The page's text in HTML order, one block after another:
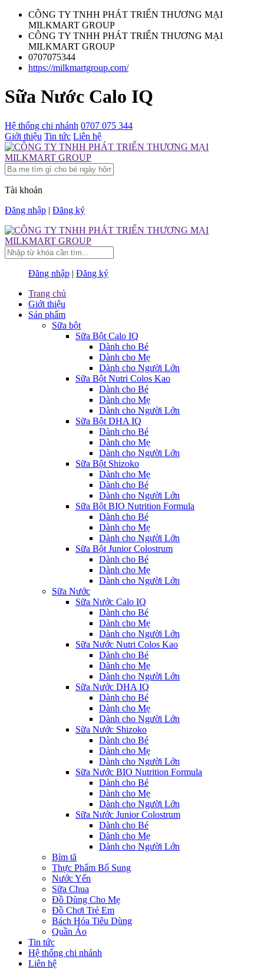
CÔNG TY TNHH PHÁT TRIỂN THƯƠNG MẠI
MILKMART GROUP
CÔNG TY TNHH PHÁT TRIỂN THƯƠNG MẠI
MILKMART GROUP
0707075344
https://milkmartgroup.com/
Sữa Nước Calo IQ
Hệ thống chi nhánh 0707 075 344
Giới thiệu Tin tức Liên hệ
Tài khoản
Đăng nhập | Đăng ký
Đăng nhập | Đăng ký
Trang chủ
Giới thiệu
Sản phẩm
Sữa bột
Sữa Bột Calo IQ
Dành cho Bé
Dành cho Mẹ
Dành cho Người Lớn
Sữa Bột Nutri Colos Kao
Dành cho Bé
Dành cho Mẹ
Dành cho Người Lớn
Sữa Bột DHA IQ
Dành cho Bé
Dành cho Mẹ
Dành cho Người Lớn
Sữa Bột Shizoko
Dành cho Mẹ
Dành cho Bé
Dành cho Người Lớn
Sữa Bột BIO Nutrition Formula
Dành cho Bé
Dành cho Mẹ
Dành cho Người Lớn
Sữa Bột Junior Colostrum
Dành cho Bé
Dành cho Mẹ
Dành cho Người Lớn
Sữa Nước
Sữa Nước Calo IQ
Dành cho Bé
Dành cho Mẹ
Dành cho Người Lớn
Sữa Nước Nutri Colos Kao
Dành cho Bé
Dành cho Mẹ
Dành cho Người Lớn
Sữa Nước DHA IQ
Dành cho Bé
Dành cho Mẹ
Dành cho Người Lớn
Sữa Nước Shizoko
Dành cho Bé
Dành cho Mẹ
Dành cho Người Lớn
Sữa Nước BIO Nutrition Formula
Dành cho Bé
Dành cho Mẹ
Dành cho Người Lớn
Sữa Nước Junior Colostrum
Dành cho Bé
Dành cho Mẹ
Dành cho Người Lớn
Bỉm tã
Thực Phẩm Bổ Sung
Nước Yến
Sữa Chua
Đồ Dùng Cho Mẹ
Đồ Chơi Trẻ Em
Bách Hóa Tiêu Dùng
Quần Áo
Tin tức
Hệ thống chi nhánh
Liên hệ